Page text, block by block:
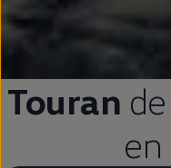
Touran de
en